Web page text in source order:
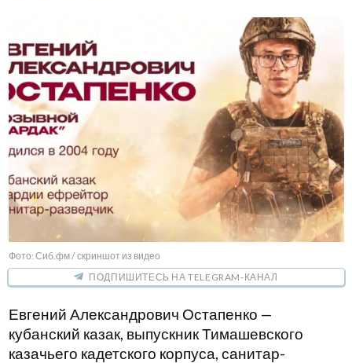
Фото: Сиб.фм / скриншот из видео
ПОДПИШИТЕСЬ НА TELEGRAM-КАНАЛ
Евгений Александрович Остапенко —
кубанский казак, выпускник Тимашевского
казачьего кадетского корпуса, санитар-